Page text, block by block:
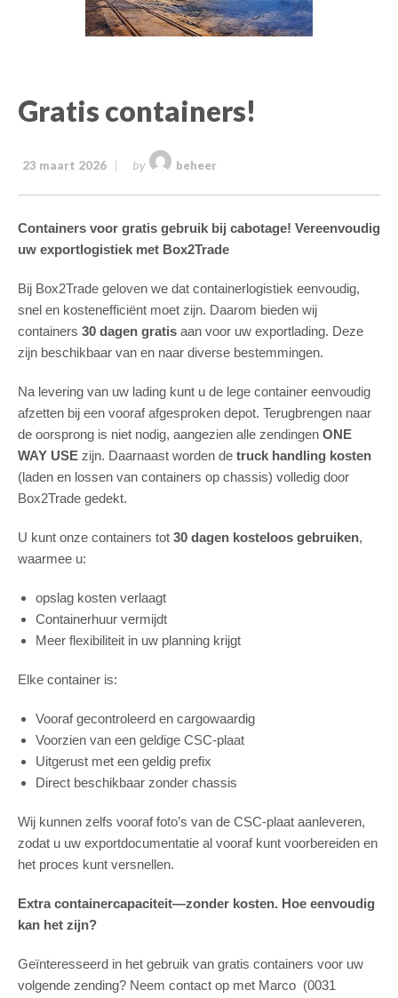
Gratis containers!
23 maart 2026 by beheer
Containers voor gratis gebruik bij cabotage! Vereenvoudig
uw exportlogistiek met Box2Trade
Bij Box2Trade geloven we dat containerlogistiek eenvoudig,
snel en kostenefficiënt moet zijn. Daarom bieden wij
containers 30 dagen gratis aan voor uw exportlading. Deze
zijn beschikbaar van en naar diverse bestemmingen.
Na levering van uw lading kunt u de lege container eenvoudig
afzetten bij een vooraf afgesproken depot. Terugbrengen naar
de oorsprong is niet nodig, aangezien alle zendingen ONE
WAY USE zijn. Daarnaast worden de truck handling kosten
(laden en lossen van containers op chassis) volledig door
Box2Trade gedekt.
U kunt onze containers tot 30 dagen kosteloos gebruiken,
waarmee u:
opslag kosten verlaagt
Containerhuur vermijdt
Meer flexibiliteit in uw planning krijgt
Elke container is:
Vooraf gecontroleerd en cargowaardig
Voorzien van een geldige CSC-plaat
Uitgerust met een geldig prefix
Direct beschikbaar zonder chassis
Wij kunnen zelfs vooraf foto’s van de CSC-plaat aanleveren,
zodat u uw exportdocumentatie al vooraf kunt voorbereiden en
het proces kunt versnellen.
Extra containercapaciteit—zonder kosten. Hoe eenvoudig
kan het zijn?
Geïnteresseerd in het gebruik van gratis containers voor uw
volgende zending? Neem contact op met Marco (0031